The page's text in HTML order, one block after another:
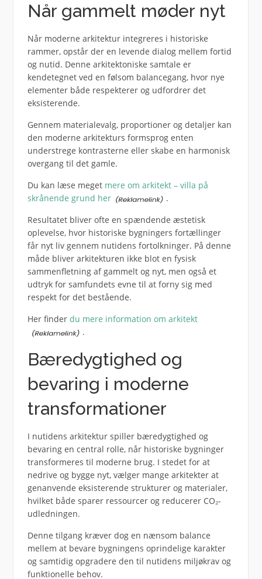
Når gammelt møder nyt
Når moderne arkitektur integreres i historiske
rammer, opstår der en levende dialog mellem fortid
og nutid. Denne arkitektoniske samtale er
kendetegnet ved en følsom balancegang, hvor nye
elementer både respekterer og udfordrer det
eksisterende.
Gennem materialevalg, proportioner og detaljer kan
den moderne arkitekturs formsprog enten
understrege kontrasterne eller skabe en harmonisk
overgang til det gamle.
Du kan læse meget mere om arkitekt – villa på
skrånende grund her
.
Resultatet bliver ofte en spændende æstetisk
oplevelse, hvor historiske bygningers fortællinger
får nyt liv gennem nutidens fortolkninger. På denne
måde bliver arkitekturen ikke blot en fysisk
sammenfletning af gammelt og nyt, men også et
udtryk for samfundets evne til at forny sig med
respekt for det bestående.
Her finder du mere information om arkitekt
.
Bæredygtighed og
bevaring i moderne
transformationer
I nutidens arkitektur spiller bæredygtighed og
bevaring en central rolle, når historiske bygninger
transformeres til moderne brug. I stedet for at
nedrive og bygge nyt, vælger mange arkitekter at
genanvende eksisterende strukturer og materialer,
hvilket både sparer ressourcer og reducerer CO₂-
udledningen.
Denne tilgang kræver dog en nænsom balance
mellem at bevare bygningens oprindelige karakter
og samtidig opgradere den til nutidens miljøkrav og
funktionelle behov.